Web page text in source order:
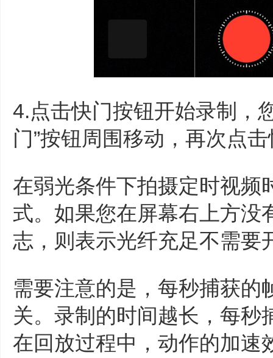
4.点击快门按钮开始录制，
门”按钮周围移动，再次点
在弱光条件下拍摄定时视频
式。如果您在屏幕右上方没
志，则表示光纤充足不需要
需要注意的是，每秒捕获的
关。录制的时间越长，每秒
在回放过程中，动作的加速